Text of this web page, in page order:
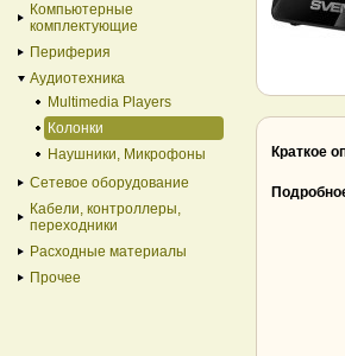
Краткое
Компьютерные
комплектующие
Периферия
Аудиотехника
Multimedia Players
Колонки
Наушники, Микрофоны
Сетевое оборудование
Кабели, контроллеры,
переходники
Расходные материалы
Прочее